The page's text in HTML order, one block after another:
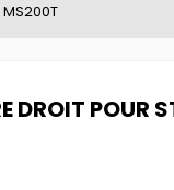
DROIT POUR